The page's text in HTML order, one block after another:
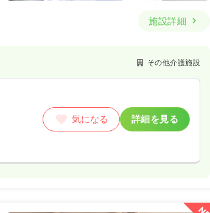
施設詳細
その他介護施設
気になる 詳細を見る